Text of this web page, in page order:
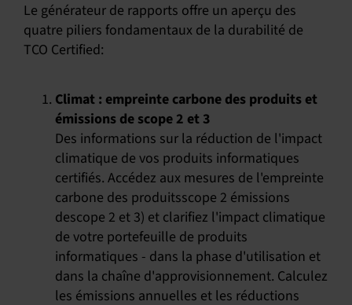
Le générateur de rapports offre un aperçu des
quatre piliers fondamentaux de la durabilité de
TCO Certified:
Climat : empreinte carbone des produits et
émissions de scope 2 et 3
Des informations sur la réduction de l'impact
climatique de vos produits informatiques
certifiés. Accédez aux mesures de l'empreinte
carbone des produitsscope 2 émissions
descope 2 et 3) et clarifiez l'impact climatique
de votre portefeuille de produits
informatiques - dans la phase d'utilisation et
dans la chaîne d'approvisionnement. Calculez
les émissions annuelles et les réductions